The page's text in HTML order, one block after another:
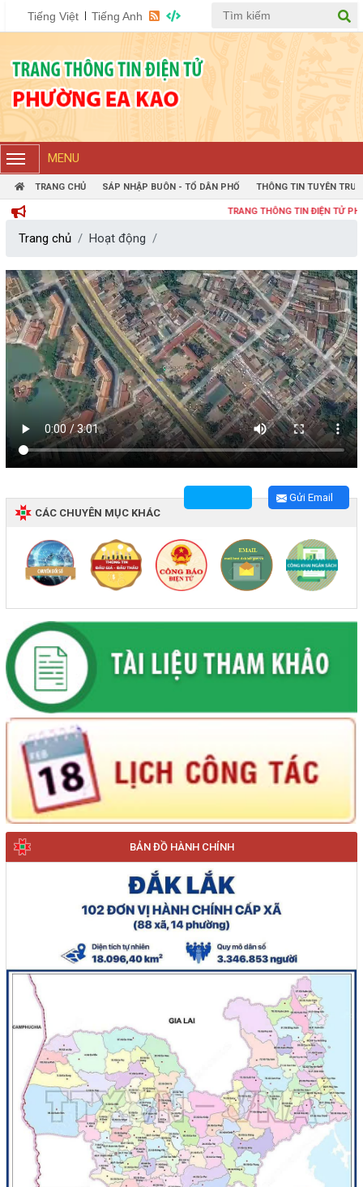
Tiếng Việt Tiếng Anh
MENU
TRANG CHỦ SÁP NHẬP BUÔN - TỔ DÂN PHỐ THÔNG TIN TUYÊN
TRANG THÔNG TIN ĐIỆN TỬ PHƯỜNG
BẢN ĐỒ HÀNH CHÍNH
Trang chủ Hoạt động
Gửi Email
CÁC CHUYÊN MỤC KHÁC